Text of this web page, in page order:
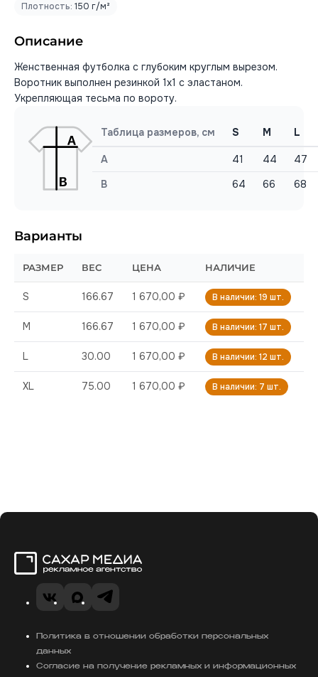
Плотность: 150 г/м²
Описание
Женственная футболка с глубоким круглым вырезом.
Воротник выполнен резинкой 1х1 с эластаном.
Укрепляющая тесьма по вороту.
Таблица размеров, см S M L
A 41 44
47
B
64 66 68
Варианты
РАЗМЕР ВЕС ЦЕНА НАЛИЧИЕ
S 166.67 1 670,00 ₽ В наличии: 19 шт.
M 166.67 1 670,00 ₽ В наличии: 17 шт.
L 30.00 1 670,00 ₽ В наличии: 12 шт.
XL 75.00 1 670,00 ₽ В наличии: 7 шт.
VK Telegram
MAX
Политика в отношении обработки персональных
данных
Согласие на получение рекламных и информационных